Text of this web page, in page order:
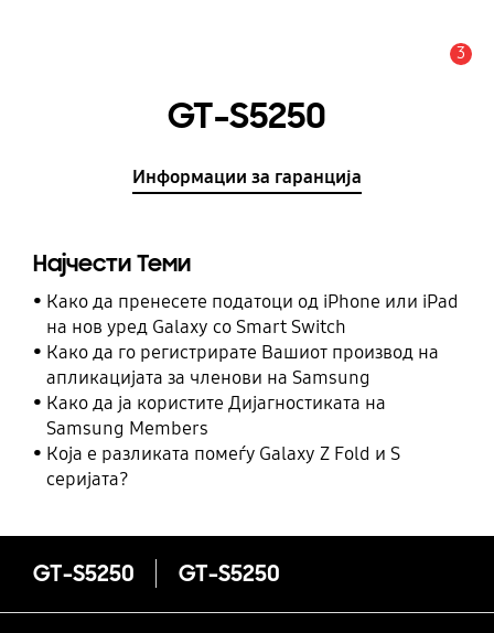
3
GT-S5250
Информации за гаранција
Најчести Теми
Како да пренесете податоци од iPhone или iPad
на нов уред Galaxy со Smart Switch
Како да го регистрирате Вашиот производ на
апликацијата за членови на Samsung
Како да ја користите Дијагностиката на
Samsung Members
Која е разликата помеѓу Galaxy Z Fold и S
серијата?
GT-S5250 GT-S5250